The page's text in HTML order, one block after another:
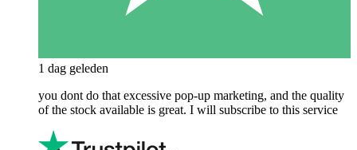
1 dag geleden
you dont do that excessive pop-up marketing, and the quality
of the stock available is great. I will subscribe to this service